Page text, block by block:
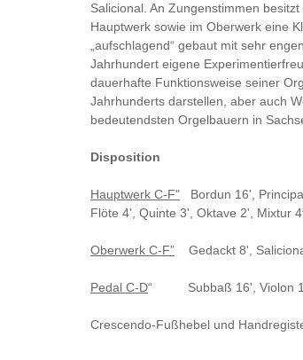
Salicional. An Zungenstimmen
Hauptwerk sowie im Oberwerk eine
„aufschlagend“ gebaut mit sehr
Jahrhundert eigene
dauerhafte Funktionsweise seiner
Jahrhunderts darstellen, aber auch
bedeutendsten Orgelbauern in
Disposition
Hauptwerk C-F" Bordun 16',
Flöte 4', Quinte 3', Oktave 2', Mixtur
Oberwerk C-F” Gedackt 8',
Pedal C-D“ Subbaß 16', Violon
Crescendo-Fußhebel und